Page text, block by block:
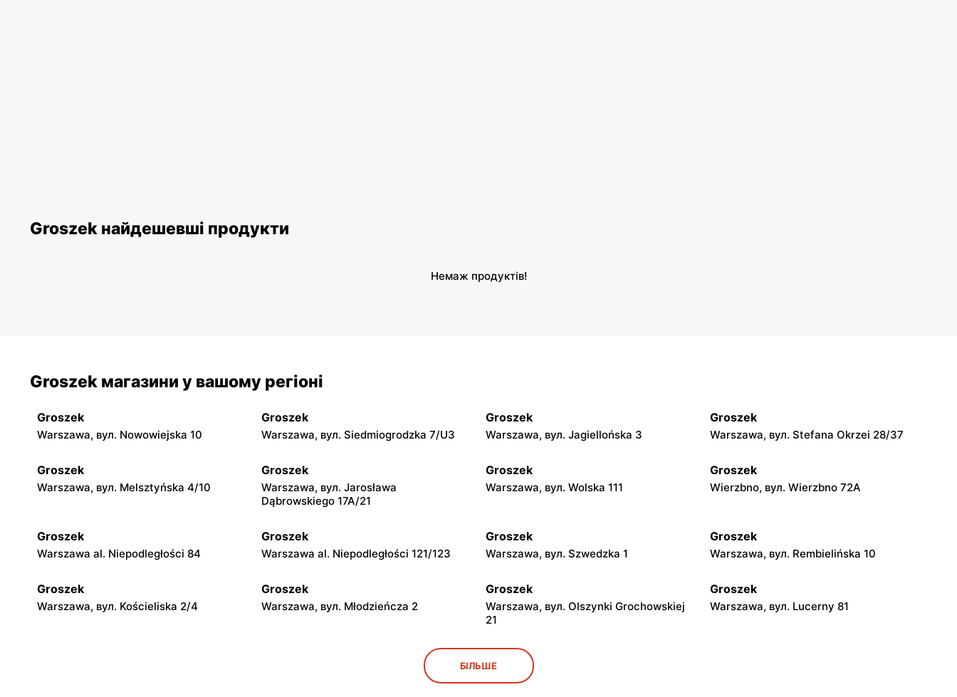
Groszek найдешевші продукти
Немаж продуктів!
Groszek магазини у вашому регіоні
Groszek
Warszawa, вул. Nowowiejska 10
Groszek
Warszawa, вул. Siedmiogrodzka 7/U3
Groszek
Warszawa, вул. Jagiellońska 3
Groszek
Warszawa, вул. Stefana Okrzei 28/37
Groszek
Warszawa, вул. Melsztyńska 4/10
Groszek
Warszawa, вул. Jarosława
Dąbrowskiego 17A/21
Groszek
Warszawa, вул. Wolska 111
Groszek
Wierzbno, вул. Wierzbno 72A
Groszek
Warszawa al. Niepodległości 84
Groszek
Warszawa al. Niepodległości 121/123
Groszek
Warszawa, вул. Szwedzka 1
Groszek
Warszawa, вул. Rembielińska 10
Groszek
Warszawa, вул. Kościeliska 2/4
Groszek
Warszawa, вул. Młodzieńcza 2
Groszek
Warszawa, вул. Olszynki Grochowskiej
21
Groszek
Warszawa, вул. Lucerny 81
Groszek
Babice Nowe, вул. Warszawska 278
БІЛЬШЕ